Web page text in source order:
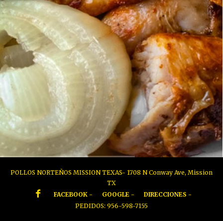
POLLOS NORTEÑOS MISSION TEXAS- 1708 N Conway Ave, Mission
TX
FACEBOOK -
GOOGLE -
DIRECCIONES -
PEDIDOS: 956-598-7155